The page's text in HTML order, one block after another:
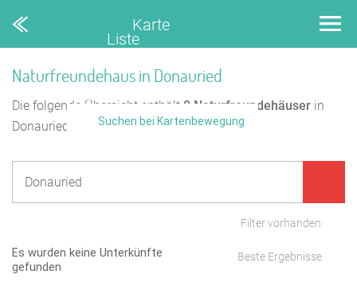
Karte
Liste
Naturfreundehaus in Donauried
Die folgende Übersicht enthält 0 Naturfreundehäuser in
Donauried.
Filter vorhanden
Es wurden keine Unterkünfte
gefunden
Beste Ergebnisse
Suchen bei Kartenbewegung